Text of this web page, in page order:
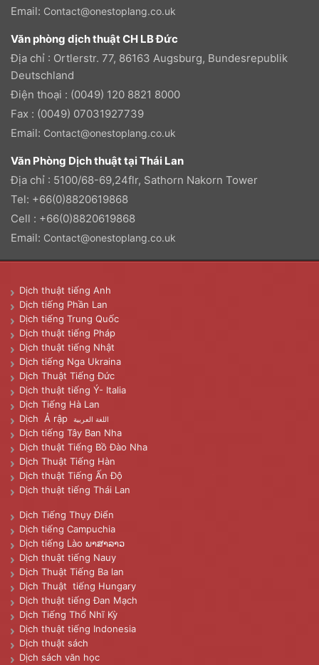
Email: Contact@onestoplang.co.uk
Văn phòng dịch thuật CH LB Đức
Địa chỉ : Ortlerstr. 77, 86163 Augsburg, Bundesrepublik
Deutschland
Điện thoại : (0049) 120 8821 8000
Fax : (0049) 07031927739
Email: Contact@onestoplang.co.uk
Văn Phòng Dịch thuật tại Thái Lan
Địa chỉ : 5100/68-69,24flr, Sathorn Nakorn Tower
Tel: +66(0)8820619868
Cell : +66(0)8820619868
Email: Contact@onestoplang.co.uk
Dịch thuật tiếng Anh
Dịch tiếng Phần Lan
Dịch tiếng Trung Quốc
Dịch thuật tiếng Pháp
Dịch thuật tiếng Nhật
Dịch tiếng Nga Ukraina
Dịch Thuật Tiếng Đức
Dịch thuật tiếng Ý- Italia
Dịch Tiếng Hà Lan
Dịch Ả rập
اللغة العربية
Dịch tiếng Tây Ban Nha
Dịch thuật Tiếng Bồ Đào Nha
Dịch Thuật Tiếng Hàn
Dịch thuật Tiếng Ấn Độ
Dịch thuật tiếng Thái Lan
Dịch Tiếng Thụy Điển
Dịch tiếng Campuchia
Dịch tiếng Lào ພາສາລາວ
Dịch thuật tiếng Nauy
Dịch Thuật Tiếng Ba lan
Dịch Thuật tiếng Hungary
Dịch thuật tiếng Đan Mạch
Dịch Tiếng Thổ Nhĩ Kỳ
Dịch thuật tiếng Indonesia
Dịch thuật sách
Dịch sách văn học